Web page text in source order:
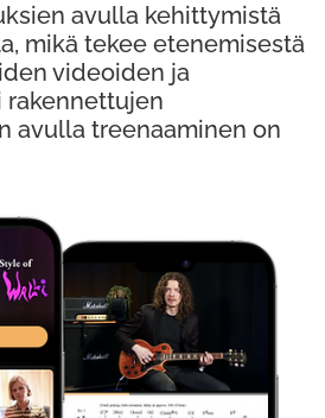
Ilmaiseksi
avulla kehittymistä
mikä tekee etenemisestä
videoiden ja
rakennettujen
avulla treenaaminen on